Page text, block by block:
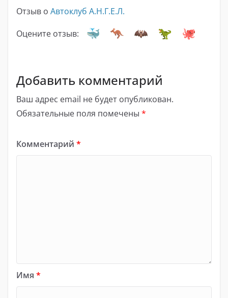
Отзыв о Автоклуб А.Н.Г.Е.Л.
Оцените отзыв:
Добавить комментарий
Ваш адрес email не будет опубликован.
Обязательные поля помечены *
Комментарий *
Имя *